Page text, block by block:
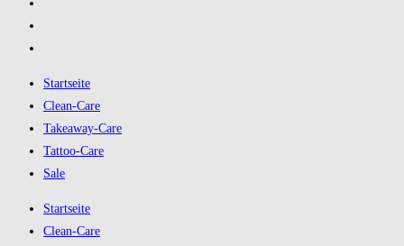
Startseite
Clean-Care
Takeaway-Care
Tattoo-Care
Sale
Startseite
Clean-Care